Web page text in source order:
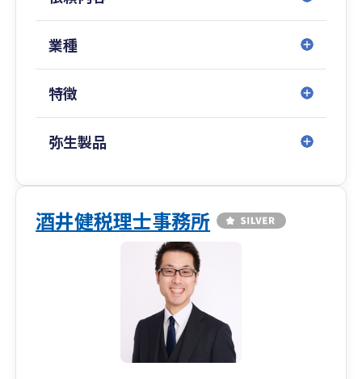
業種
特徴
弥生製品
酒井健税理士事務所